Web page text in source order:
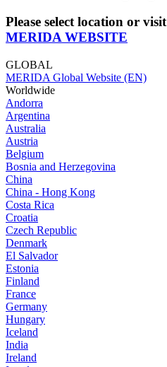
Please select location or visit
MERIDA WEBSITE
GLOBAL
MERIDA Global Website (EN)
Worldwide
Andorra
Argentina
Australia
Austria
Belgium
Bosnia and Herzegovina
China
China - Hong Kong
Costa Rica
Croatia
Czech Republic
Denmark
El Salvador
Estonia
Finland
France
Germany
Hungary
Iceland
India
Ireland